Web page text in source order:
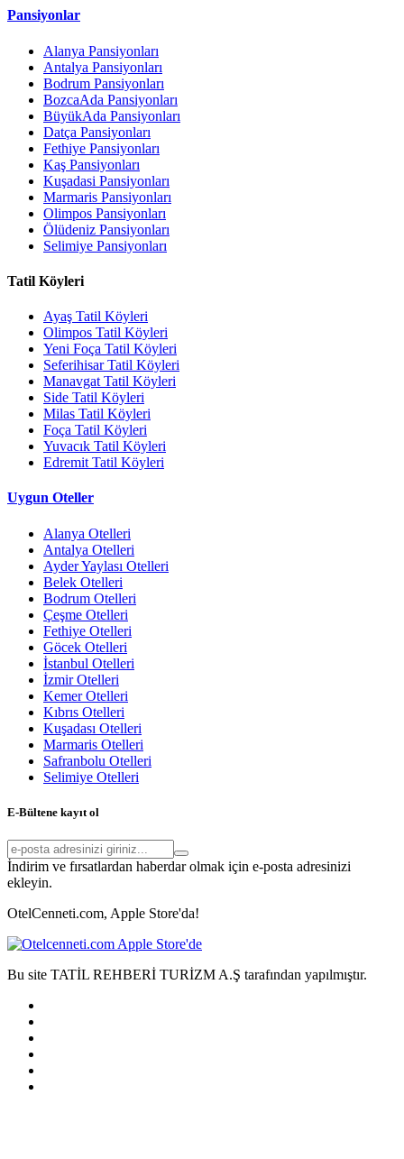
Pansiyonlar
Alanya Pansiyonları
Antalya Pansiyonları
Bodrum Pansiyonları
BozcaAda Pansiyonları
BüyükAda Pansiyonları
Datça Pansiyonları
Fethiye Pansiyonları
Kaş Pansiyonları
Kuşadasi Pansiyonları
Marmaris Pansiyonları
Olimpos Pansiyonları
Ölüdeniz Pansiyonları
Selimiye Pansiyonları
Tatil Köyleri
Ayaş Tatil Köyleri
Olimpos Tatil Köyleri
Yeni Foça Tatil Köyleri
Seferihisar Tatil Köyleri
Manavgat Tatil Köyleri
Side Tatil Köyleri
Milas Tatil Köyleri
Foça Tatil Köyleri
Yuvacık Tatil Köyleri
Edremit Tatil Köyleri
Uygun Oteller
Alanya Otelleri
Antalya Otelleri
Ayder Yaylası Otelleri
Belek Otelleri
Bodrum Otelleri
Çeşme Otelleri
Fethiye Otelleri
Göcek Otelleri
İstanbul Otelleri
İzmir Otelleri
Kemer Otelleri
Kıbrıs Otelleri
Kuşadası Otelleri
Marmaris Otelleri
Safranbolu Otelleri
Selimiye Otelleri
E-Bültene kayıt ol
İndirim ve fırsatlardan haberdar olmak için e-posta adresinizi
ekleyin.
OtelCenneti.com, Apple Store'da!
Bu site TATİL REHBERİ TURİZM A.Ş tarafından yapılmıştır.